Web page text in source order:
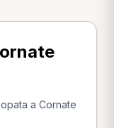
a Cornate